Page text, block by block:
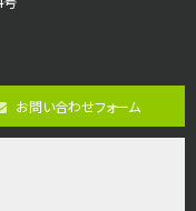
万円
4ＬＤＫ
ヶ丘駅
お問い合わせフォーム